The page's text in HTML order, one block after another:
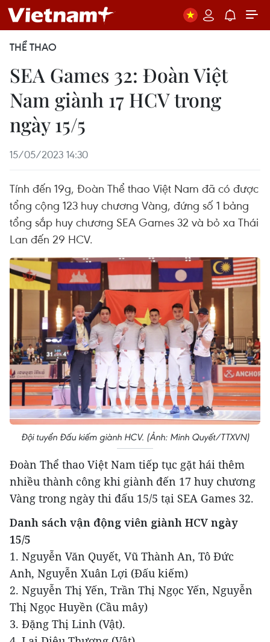
THỂ THAO
SEA Games 32: Đoàn Việt
Nam giành 17 HCV trong
ngày 15/5
15/05/2023 14:30
Tính đến 19g, Đoàn Thể thao Việt Nam đã có được
tổng cộng 123 huy chương Vàng, đứng số 1 bảng
tổng sắp huy chương SEA Games 32 và bỏ xa Thái
Lan đến 29 HCV.
Đội tuyển Đấu kiếm giành HCV. (Ảnh: Minh Quyết/TTXVN)
Đoàn Thể thao Việt Nam tiếp tục gặt hái thêm
nhiều thành công khi giành đến 17 huy chương
Vàng trong ngày thi đấu 15/5 tại SEA Games 32.
Danh sách vận động viên giành HCV ngày
15/5
1. Nguyễn Văn Quyết, Vũ Thành An, Tô Đức
Anh, Nguyễn Xuân Lợi (Đấu kiếm)
2. Nguyễn Thị Yến, Trần Thị Ngọc Yến, Nguyễn
Thị Ngọc Huyền (Cầu mây)
3. Đặng Thị Linh (Vật).